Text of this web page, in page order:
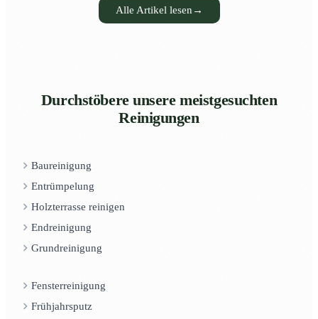
Alle Artikel lesen →
Durchstöbere unsere meistgesuchten
Reinigungen
Baureinigung
Entrümpelung
Holzterrasse reinigen
Endreinigung
Grundreinigung
Fensterreinigung
Frühjahrsputz